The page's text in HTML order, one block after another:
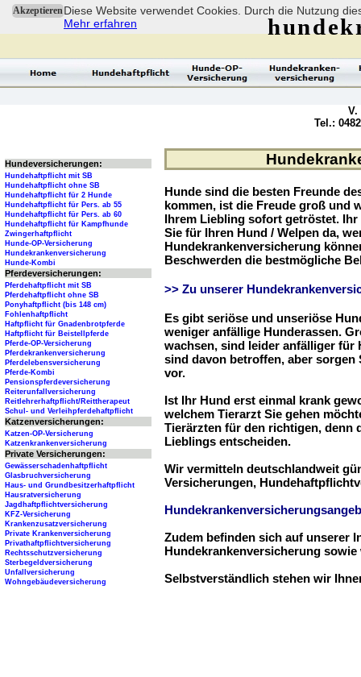
AkzeptierenDiese Website verwendet Cookies. Durch die Nutzung
Mehr erfahren
Hunde sind die besten Freunde
kommen, ist die Freude groß und
Ihrem Liebling sofort getröstet.
Sie für Ihren Hund / Welpen da,
Hundekrankenversicherung
Beschwerden die bestmögliche
>> Zu unserer
Es gibt seriöse und unseriöse
weniger anfällige Hunderassen.
wachsen, sind leider anfälliger für
sind davon betroffen, aber sorgen
vor.
Ist Ihr Hund erst einmal krank
welchem Tierarzt Sie gehen
Tierärzten für den richtigen, denn
Lieblings entscheiden.
Wir vermitteln deutschlandweit
Versicherungen,
Zudem befinden sich auf unserer
Hundekrankenversicherung
Selbstverständlich stehen wir
Hundeversicherungen:
Hundehaftpflicht mit SB
Hundehaftpflicht ohne SB
Hundehaftpflicht für 2 Hunde
Hundehaftpflicht für Pers. ab 55
Hundehaftpflicht für Pers. ab 60
Hundehaftpflicht für Kampfhunde
Zwingerhaftpflicht
Hunde-OP-Versicherung
Hundekrankenversicherung
Hunde-Kombi
Pferdeversicherungen:
Pferdehaftpflicht mit SB
Pferdehaftpflicht ohne SB
Ponyhaftpflicht (bis 148 cm)
Fohlenhaftpflicht
Haftpflicht für Gnadenbrotpferde
Haftpflicht für Beistellpferde
Pferde-OP-Versicherung
Pferdekrankenversicherung
Pferdelebensversicherung
Pferde-Kombi
Pensionspferdeversicherung
Reiterunfallversicherung
Reitlehrerhaftpflicht/Reittherapeut
Schul- und Verleihpferdehaftpflicht
Katzenversicherungen:
Katzen-OP-Versicherung
Katzenkrankenversicherung
Private Versicherungen:
Gewässerschadenhaftpflicht
Glasbruchversicherung
Haus- und Grundbesitzerhaftpflicht
Hausratversicherung
Jagdhaftpflichtversicherung
KFZ-Versicherung
Krankenzusatzversicherung
Private Krankenversicherung
Privathaftpflichtversicherung
Rechtsschutzversicherung
Sterbegeldversicherung
Unfallversicherung
Wohngebäudeversicherung
V.
Tel.: